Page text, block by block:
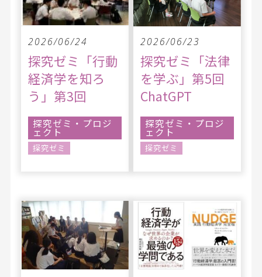
2026/06/24
探究ゼミ「行動
経済学を知ろ
う」第3回
探究ゼミ・プロジ
ェクト
探究ゼミ
2026/06/23
探究ゼミ「法律
を学ぶ」第5回
ChatGPT
探究ゼミ・プロジ
ェクト
探究ゼミ